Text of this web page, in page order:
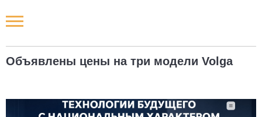
Объявлены цены на три модели Volga
Новости РФ
Новости компаний